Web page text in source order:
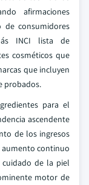
afirmaciones
de consumidores
INCI lista de
cosméticos que
que incluyen
probados.
para el
ascendente
de los ingresos
aumento continuo
de la piel
motor de